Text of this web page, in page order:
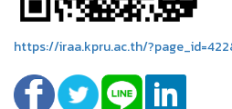
https://iraa.kpru.ac.th/